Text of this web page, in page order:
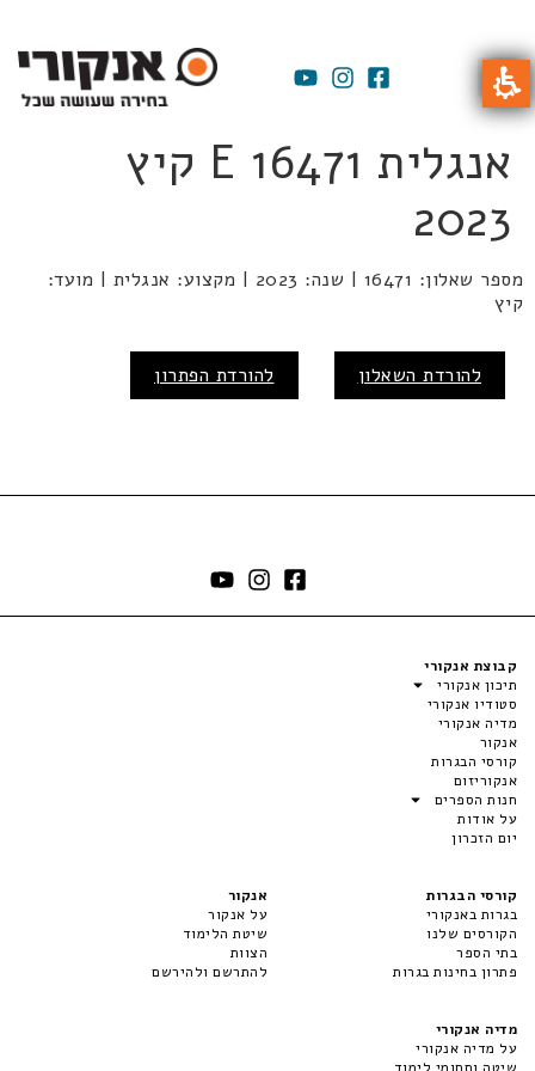
אנגלית E 16471 קיץ
2023
מספר שאלון: 16471 | שנה: 2023 | מקצוע: אנגלית | מועד:
קיץ
להורדת השאלון להורדת הפתרון
קבוצת אנקורי
תיכון אנקורי
סטודיו אנקורי
מדיה אנקורי
אנקור
קורסי הבגרות
אנקוריזום
חנות הספרים
על אודות
יום הזכרון
קורסי הבגרות
בגרות באנקורי
הקורסים שלנו
בתי הספר
פתרון בחינות בגרות
אנקור
על אנקור
שיטת הלימוד
הצוות
להתרשם ולהירשם
מדיה אנקורי
על מדיה אנקורי